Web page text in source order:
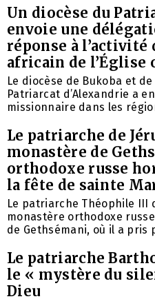
Un diocèse du
envoie une
réponse à l’activité
africain de l’Église
Le diocèse de Bukoba et
Patriarcat d’Alexandrie a
missionnaire dans les
Le patriarche de
monastère de
orthodoxe russe
la fête de sainte
Le patriarche Théophile III
monastère orthodoxe
de Gethsémani, où il a pris
Le patriarche
le « mystère du
Dieu